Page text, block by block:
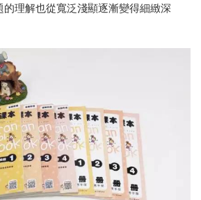
理解也從寬泛淺顯逐漸變得細緻深